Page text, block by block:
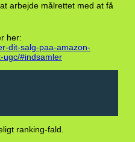
arbejde målrettet med at få
her:
dit-salg-paa-amazon-
ugc/#indsamler
ranking-fald.